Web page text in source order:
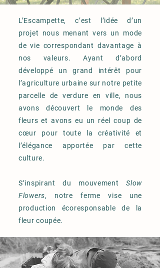
L’Escampette, c’est l’idée d’un
projet nous menant vers un mode
de vie correspondant davantage à
nos valeurs. Ayant d’abord
développé un grand intérêt pour
l’agriculture urbaine sur notre petite
parcelle de verdure en ville, nous
avons découvert le monde des
fleurs et avons eu un réel coup de
cœur pour toute la créativité et
l’élégance apportée par cette
culture.
S’inspirant du mouvementSlow
Flowers, notre ferme vise une
production écoresponsable de la
fleur coupée.